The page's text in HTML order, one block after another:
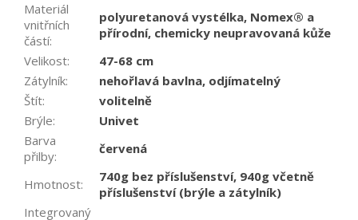
Materiál
vnitřních
částí:
polyuretanová vystélka, Nomex® a
přírodní, chemicky neupravovaná kůže
Velikost:
47-68 cm
Zátylník:
nehořlavá bavlna, odjímatelný
Štít:
volitelně
Brýle:
Univet
Barva
přilby: červená
Hmotnost:
740g bez příslušenství, 940g včetně
příslušenství (brýle a zátylník)
Integrovaný